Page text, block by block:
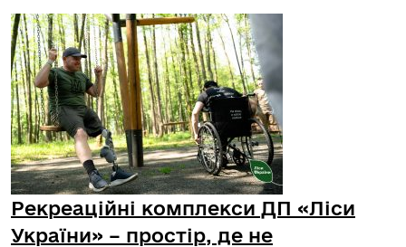
Рекреаційні комплекси ДП «Ліси
України» – простір, де не